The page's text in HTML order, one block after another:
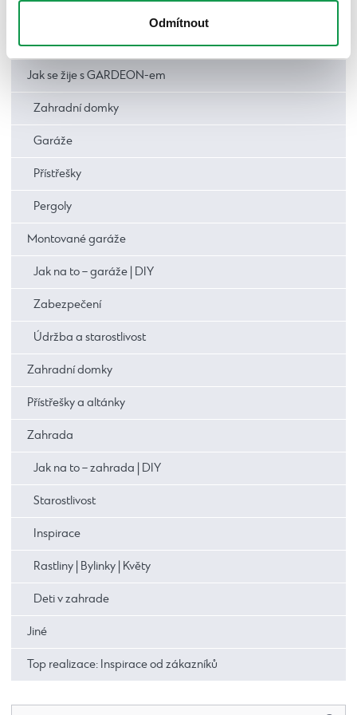
Odmítnout
Novinky
Jak se žije s GARDEON-em
Zahradní domky
Garáže
Přístřešky
Pergoly
Montované garáže
Jak na to – garáže | DIY
Zabezpečení
Údržba a starostlivost
Zahradní domky
Přístřešky a altánky
Zahrada
Jak na to – zahrada | DIY
Starostlivost
Inspirace
Rastliny | Bylinky | Květy
Deti v zahrade
Jiné
Top realizace: Inspirace od zákazníků